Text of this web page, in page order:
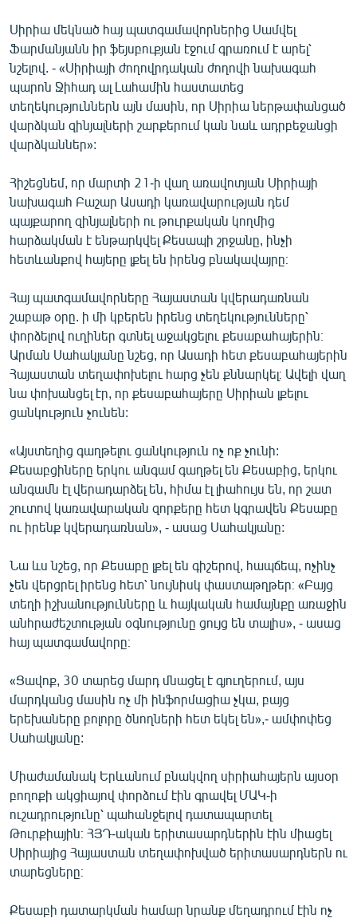
Սիրիա մեկնած հայ պատգամավորներից Սամվել
Ֆարմանյանն իր ֆեյսբուքյան էջում գրառում է արել՝
նշելով. - «Սիրիայի ժողովրդական ժողովի նախագահ
պարոն Ջիհադ ալ Լահամին հաստատեց
տեղեկություններն այն մասին, որ Սիրիա ներթափանցած
վարձկան զինյալների շարքերում կան նաև ադրբեջանցի
վարձկաններ»:
Հիշեցնեմ, որ մարտի 21-ի վաղ առավոտյան Սիրիայի
նախագահ Բաշար Ասադի կառավարության դեմ
պայքարող զինյալների ու թուրքական կողմից
հարձակման է ենթարկվել Քեսապի շրջանը, ինչի
հետևանքով հայերը լքել են իրենց բնակավայրը։
Հայ պատգամավորները Հայաստան կվերադառնան
շաբաթ օրը. ի մի կբերեն իրենց տեղեկությունները՝
փորձելով ուղիներ գտնել աջակցելու քեսաբահայերին։
Արման Սահակյանը նշեց, որ Ասադի հետ քեսաբահայերին
Հայաստան տեղափոխելու հարց չեն քննարկել։ Ավելի վաղ
նա փոխանցել էր, որ քեսաբահայերը Սիրիան լքելու
ցանկություն չունեն:
«Այստեղից գաղթելու ցանկություն ոչ ոք չունի:
Քեսաբցիները երկու անգամ գաղթել են Քեսաբից, երկու
անգամն էլ վերադարձել են, հիմա էլ լիահույս են, որ շատ
շուտով կառավարական զորքերը հետ կգրավեն Քեսաբը
ու իրենք կվերադառնան», - ասաց Սահակյանը:
Նա ևս նշեց, որ Քեսաբը լքել են գիշերով, հապճեպ, ոչինչ
չեն վերցրել իրենց հետ՝ նույնիսկ փաստաթղթեր։ «Բայց
տեղի իշխանությունները և հայկական համայնքը առաջին
անհրաժեշտության օգնությունը ցույց են տալիս», - ասաց
հայ պատգամավորը։
«Ցավոք, 30 տարեց մարդ մնացել է գյուղերում, այս
մարդկանց մասին ոչ մի ինֆորմացիա չկա, բայց
երեխաները բոլորը ծնողների հետ եկել են»,- ամփոփեց
Սահակյանը:
Միաժամանակ Երևանում բնակվող սիրիահայերն այսօր
բողոքի ակցիայով փորձում էին գրավել ՄԱԿ-ի
ուշադրությունը՝ պահանջելով դատապարտել
Թուրքիային։ ՀՅԴ-ական երիտասարդներին էին միացել
Սիրիայից Հայաստան տեղափոխված երիտասարդներն ու
տարեցները։
Քեսաբի դատարկման համար նրանք մեղադրում էին ոչ